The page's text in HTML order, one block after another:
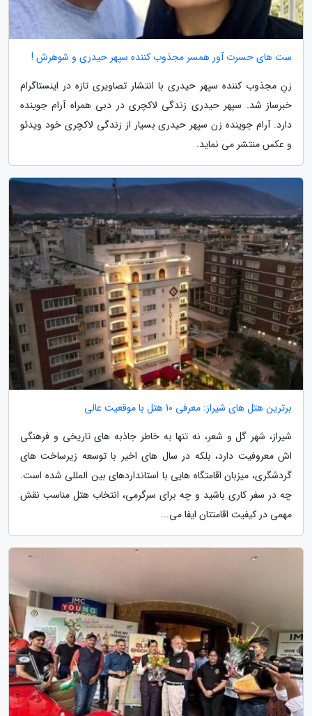
ست های حسرت آور همسر مجذوب کننده سپهر حیدری و شوهرش !
زنِ مجذوب کننده سپهر حیدری با انتشار تصاویری تازه در اینستاگرام
خبرساز شد. سپهر حیدری زندگی لاکچری در دبی همراه آرام جوینده
دارد. آرام جوینده زن سپهر حیدری بسیار از زندگی لاکچری خود ویدئو
و عکس منتشر می نماید.
برترین هتل های شیراز: معرفی 10 هتل با موقعیت عالی
شیراز، شهر گل و شعر، نه تنها به خاطر جاذبه های تاریخی و فرهنگی
اش معروفیت دارد، بلکه در سال های اخیر با توسعه زیرساخت های
گردشگری، میزبان اقامتگاه هایی با استانداردهای بین المللی شده است.
چه در سفر کاری باشید و چه برای سرگرمی، انتخاب هتل مناسب نقش
مهمی در کیفیت اقامتتان ایفا می...